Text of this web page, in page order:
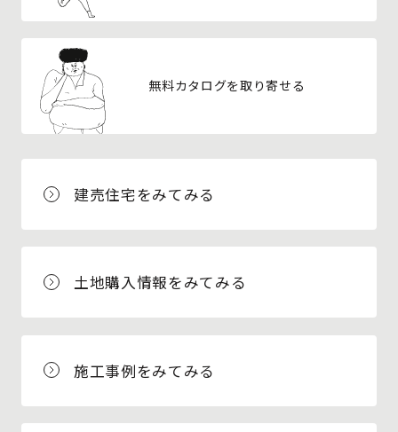
無料カタログを取り寄せる
建売住宅をみてみる
土地購入情報をみてみる
施工事例をみてみる